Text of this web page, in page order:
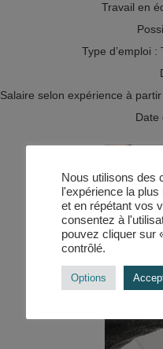
Travail en
Type d’emploi
Salaire selon expérience à
Date
Nous utilisons des
l'expérience la
et en répétant vos
consentez à
pouvez cliquer sur
contrôlé.
Options